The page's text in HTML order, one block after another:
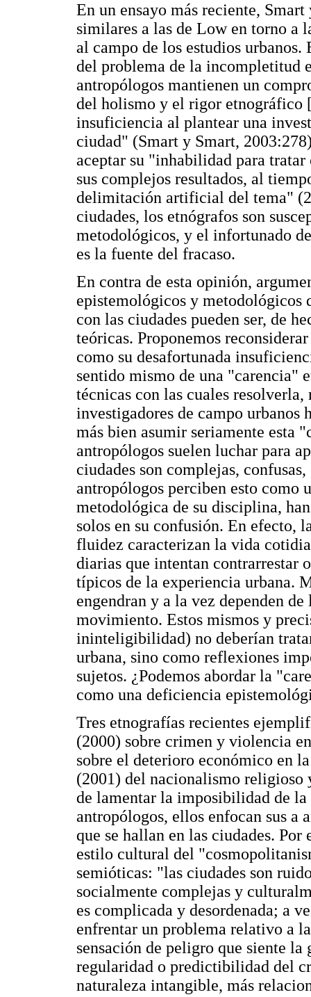
En un ensayo más reciente,
similares a las de Low en torno
al campo de los estudios
del problema de la incompletitud
antropólogos mantienen un
del holismo y el rigor etnográfico
insuficiencia al plantear una
ciudad" (Smart y Smart,
aceptar su "inhabilidad para
sus complejos resultados, al
delimitación artificial del tema"
ciudades, los etnógrafos son
metodológicos, y el infortunado
es la fuente del fracaso.
En contra de esta opinión,
epistemológicos y metodológicos
con las ciudades pueden ser, de
teóricas. Proponemos
como su desafortunada
sentido mismo de una "carencia"
técnicas con las cuales
investigadores de campo urbanos
más bien asumir seriamente esta
antropólogos suelen luchar para
ciudades son complejas,
antropólogos perciben esto
metodológica de su disciplina,
solos en su confusión. En
fluidez caracterizan la vida
diarias que intentan contrarrestar
típicos de la experiencia urbana.
engendran y a la vez dependen
movimiento. Estos mismos y
ininteligibilidad) no deberían
urbana, sino como reflexiones
sujetos. ¿Podemos abordar la
como una deficiencia
Tres etnografías recientes
(2000) sobre crimen y violencia
sobre el deterioro económico en
(2001) del nacionalismo
de lamentar la imposibilidad de
antropólogos, ellos enfocan sus a
que se hallan en las ciudades.
estilo cultural del
semióticas: "las ciudades son
socialmente complejas y
es complicada y desordenada; a
enfrentar un problema relativo a
sensación de peligro que siente la
regularidad o predictibilidad del
naturaleza intangible, más